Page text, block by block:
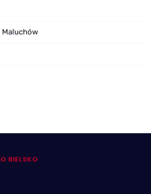
Maluchów
BIELSKO